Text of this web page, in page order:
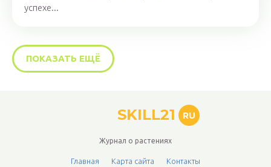
успехе...
ПОКАЗАТЬ ЕЩЁ
SKILL21 RU
Журнал о растениях
Главная Карта сайта Контакты